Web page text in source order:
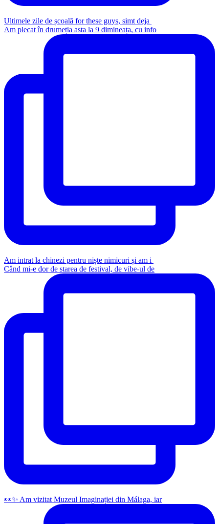
Ultimele zile de școală for these guys, simt deja
Am plecat în drumeția asta la 9 dimineața, cu info
Am intrat la chinezi pentru niște nimicuri și am i
Când mi-e dor de starea de festival, de vibe-ul de
👀✨️ Am vizitat Muzeul Imaginației din Málaga, iar